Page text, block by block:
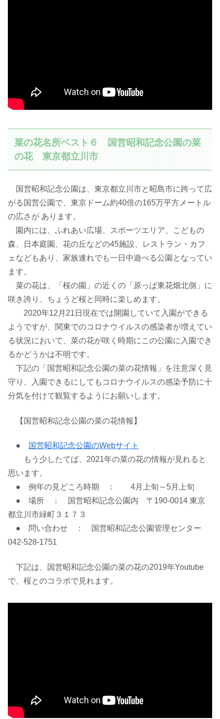
菜の花名所ベスト６ 国営昭和記念公園の菜
の花 東京都立川市
国営昭和記念公園は、東京都立川市と昭島市に跨って広
がる国営公園で、東京ドーム約40倍の165万平方メートル
の広さが あります。
園内には、ふれあい広場、スポーツエリア、こどもの
森、日本庭園、花の丘などの45施設、レストラン・カフ
ェなどもあり、家族連れでも一日中遊べる公園となってい
ます。
菜の花は、「桜の園」の近くの「原っぱ東花畑北側」に
咲き誇り、ちょうど桜と同時に楽しめます。
2020年12月21日現在では開園していて入園ができる
ようですが、関東でのコロナウイルスの感染者が増えてい
る状況において、菜の花が咲く時期にこの公園に入園でき
るかどうかは不明です。
下記の「国営昭和記念公園の菜の花情報」を注意深く見
守り、入園できるにしてもコロナウイルスの感染予防に十
分気を付けて観覧するようにお願いします。
【国営昭和記念公園の菜の花情報】
●
国営昭和記念公園のWebサイト
もう少したてば、2021年の菜の花の情報が見れると
思います。
● 例年の見どころ時期 ： 4月上旬～5月上旬
● 場所 ： 国営昭和記念公園内 〒190-0014 東京
都立川市緑町３１７３
● 問い合わせ ： 国営昭和記念公園管理センター
042-528-1751
下記は、国営昭和記念公園の菜の花の2019年Youtube
で、桜とのコラボで見れます。